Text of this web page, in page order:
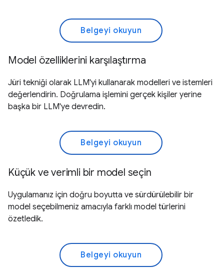
Belgeyi okuyun
Model özelliklerini karşılaştırma
Jüri tekniği olarak LLM'yi kullanarak modelleri ve istemleri
değerlendirin. Doğrulama işlemini gerçek kişiler yerine
başka bir LLM'ye devredin.
Belgeyi okuyun
Küçük ve verimli bir model seçin
Uygulamanız için doğru boyutta ve sürdürülebilir bir
model seçebilmeniz amacıyla farklı model türlerini
özetledik.
Belgeyi okuyun